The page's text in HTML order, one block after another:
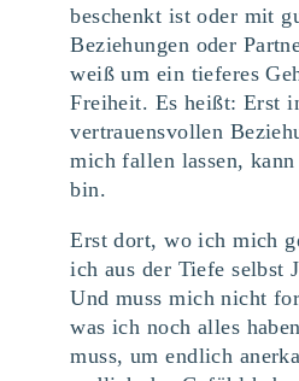
beschenkt ist oder mit
Beziehungen oder
weiß um ein tieferes
Freiheit. Es heißt: Erst
vertrauensvollen
mich fallen lassen,
bin.
Erst dort, wo ich mich
ich aus der Tiefe selbst
Und muss mich nicht
was ich noch alles
muss, um endlich